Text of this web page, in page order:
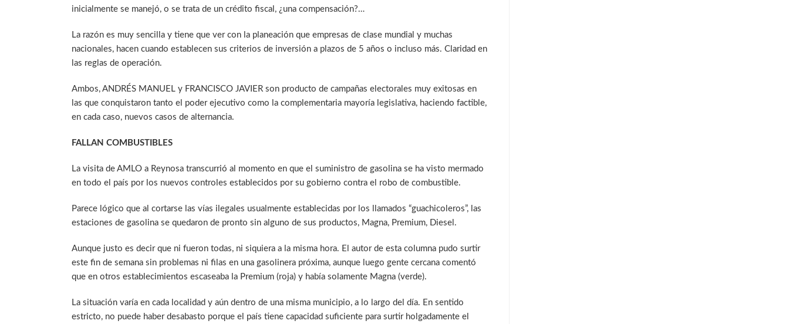
inicialmente se manejó, o se trata de un crédito fiscal, ¿una compensación?…
La razón es muy sencilla y tiene que ver con la planeación que empresas de clase mundial y muchas
nacionales, hacen cuando establecen sus criterios de inversión a plazos de 5 años o incluso más. Claridad en
las reglas de operación.
Ambos, ANDRÉS MANUEL y FRANCISCO JAVIER son producto de campañas electorales muy exitosas en
las que conquistaron tanto el poder ejecutivo como la complementaria mayoría legislativa, haciendo factible,
en cada caso, nuevos casos de alternancia.
FALLAN COMBUSTIBLES
La visita de AMLO a Reynosa transcurrió al momento en que el suministro de gasolina se ha visto mermado
en todo el país por los nuevos controles establecidos por su gobierno contra el robo de combustible.
Parece lógico que al cortarse las vías ilegales usualmente establecidas por los llamados “guachicoleros”, las
estaciones de gasolina se quedaron de pronto sin alguno de sus productos, Magna, Premium, Diesel.
Aunque justo es decir que ni fueron todas, ni siquiera a la misma hora. El autor de esta columna pudo surtir
este fin de semana sin problemas ni filas en una gasolinera próxima, aunque luego gente cercana comentó
que en otros establecimientos escaseaba la Premium (roja) y había solamente Magna (verde).
La situación varía en cada localidad y aún dentro de una misma municipio, a lo largo del día. En sentido
estricto, no puede haber desabasto porque el país tiene capacidad suficiente para surtir holgadamente el